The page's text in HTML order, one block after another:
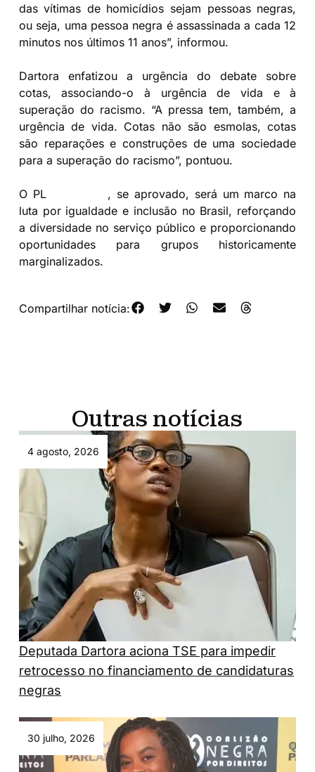
das vítimas de homicídios sejam pessoas negras,
ou seja, uma pessoa negra é assassinada a cada 12
minutos nos últimos 11 anos”, informou.
Dartora enfatizou a urgência do debate sobre
cotas, associando-o à urgência de vida e à
superação do racismo. “A pressa tem, também, a
urgência de vida. Cotas não são esmolas, cotas
são reparações e construções de uma sociedade
para a superação do racismo”, pontuou.
O PL
, se aprovado, será um marco na
luta por igualdade e inclusão no Brasil, reforçando
a diversidade no serviço público e proporcionando
oportunidades para grupos historicamente
marginalizados.
Compartilhar notícia:
Outras notícias
4 agosto, 2026
Deputada Dartora aciona TSE para impedir
retrocesso no financiamento de candidaturas
negras
30 julho, 2026